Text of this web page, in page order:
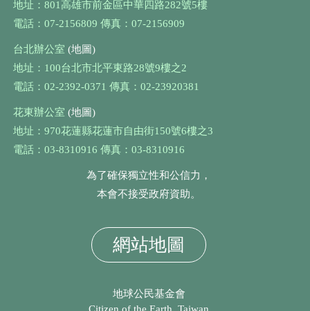
地址：801高雄市前金區中華四路282號5樓
電話：07-2156809 傳真：07-2156909
台北辦公室 (地圖)
地址：100台北市北平東路28號9樓之2
電話：02-2392-0371 傳真：02-23920381
花東辦公室 (地圖)
地址：970花蓮縣花蓮市自由街150號6樓之3
電話：03-8310916 傳真：03-8310916
為了確保獨立性和公信力，
本會不接受政府資助。
網站地圖
地球公民基金會